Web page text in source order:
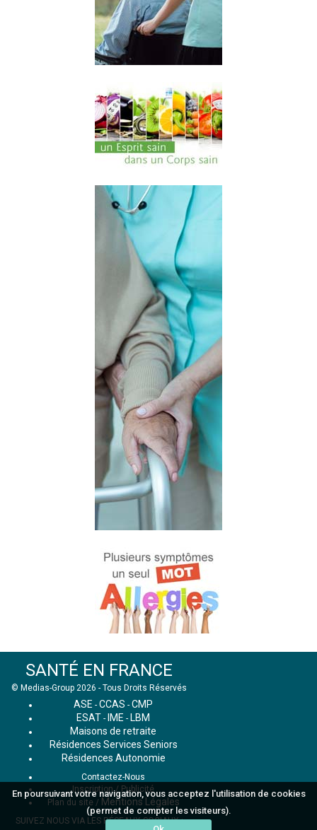
En poursuivant votre navigation, vous acceptez l'utilisation de cookies
(permet de compter les visiteurs).
SANTÉ EN FRANCE
© Medias-Group 2026 - Tous Droits Réservés
ASE - CCAS - CMP
ESAT - IME - LBM
Maisons de retraite
Résidences Services Seniors
Résidences Autonomie
Contactez-Nous
Inscription / Publicité
Plan du site / Mentions Légales
SUIVEZ NOUS VIA LES RÉSEAUX SOCIAUX :